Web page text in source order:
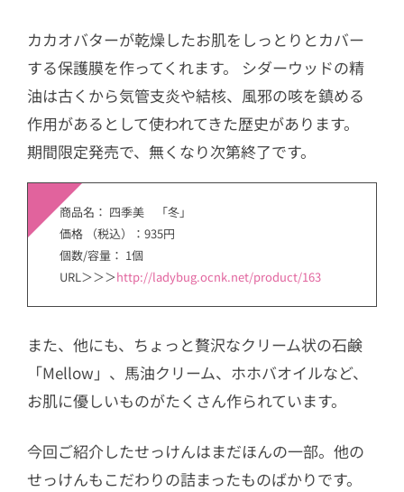
カカオバターが乾燥したお肌をしっとりとカバー
する保護膜を作ってくれます。 シダーウッドの精
油は古くから気管支炎や結核、風邪の咳を鎮める
作用があるとして使われてきた歴史があります。
期間限定発売で、無くなり次第終了です。
商品名： 四季美 「冬」
価格 （税込）：935円
個数/容量： 1個
URL＞＞＞http://ladybug.ocnk.net/product/163
また、他にも、ちょっと贅沢なクリーム状の石鹸
「Mellow」、馬油クリーム、ホホバオイルなど、
お肌に優しいものがたくさん作られています。
今回ご紹介したせっけんはまだほんの一部。他の
せっけんもこだわりの詰まったものばかりです。